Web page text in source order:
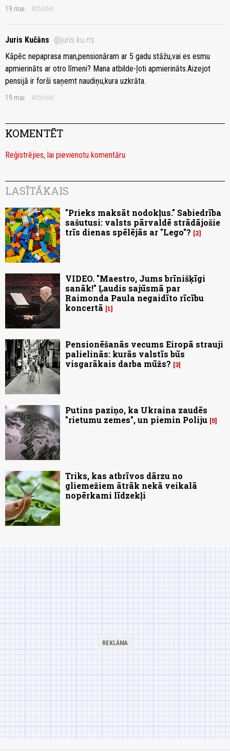
19.mai Atbildēt
Juris Kučāns @juris.ku.ns
Kāpēc nepaprasa man,pensionāram ar 5 gadu stāžu,vai es esmu
apmierināts ar otro līmeni? Mana atbilde-ļoti apmierināts.Aizejot
pensijā ir forši saņemt naudiņu,kura uzkrāta.
19.mai Atbildēt
KOMENTĒT
Reģistrējies, lai pievienotu komentāru
LASĪTĀKAIS
"Prieks maksāt nodokļus." Sabiedrība
sašutusi: valsts pārvaldē strādājošie
trīs dienas spēlējās ar "Lego"?
2
VIDEO. "Maestro, Jums brīnišķīgi
sanāk!" Ļaudis sajūsmā par
Raimonda Paula negaidīto rīcību
koncertā
1
Pensionēšanās vecums Eiropā strauji
palielinās: kurās valstīs būs
visgarākais darba mūžs? 3
Putins paziņo, ka Ukraina zaudēs
"rietumu zemes", un piemin Poliju 5
Triks, kas atbrīvos dārzu no
gliemežiem ātrāk nekā veikalā
nopērkami līdzekļi